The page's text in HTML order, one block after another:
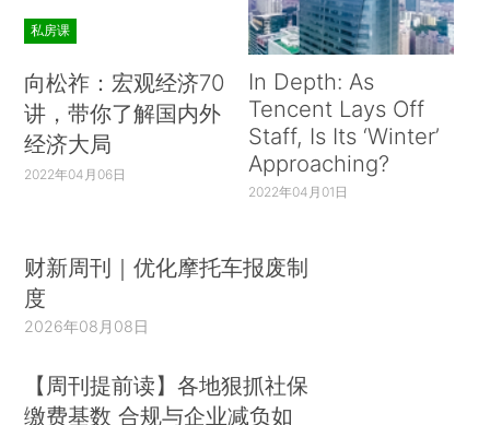
私房课
向松祚：宏观经济70
讲，带你了解国内外
经济大局
2022年04月06日
In Depth: As
Tencent Lays Off
Staff, Is Its ‘Winter’
Approaching?
2022年04月01日
财新周刊｜优化摩托车报废制
度
2026年08月08日
【周刊提前读】各地狠抓社保
缴费基数 合规与企业减负如